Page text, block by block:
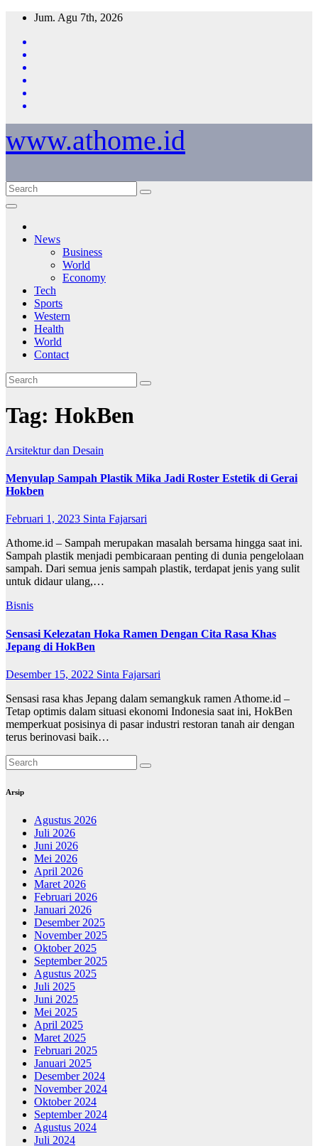
Skip
content
Jum. Agu 7th, 2026
www.athome.id
News
Business
World
Economy
Tech
Sports
Western
Health
World
Contact
Tag: HokBen
Arsitektur dan Desain
Menyulap Sampah Plastik Mika Jadi Roster Estetik di Gerai
Hokben
Februari 1, 2023 Sinta Fajarsari
Athome.id – Sampah merupakan masalah bersama hingga saat ini.
Sampah plastik menjadi pembicaraan penting di dunia pengelolaan
sampah. Dari semua jenis sampah plastik, terdapat jenis yang sulit
untuk didaur ulang,…
Bisnis
Sensasi Kelezatan Hoka Ramen Dengan Cita Rasa Khas
Jepang di HokBen
Desember 15, 2022 Sinta Fajarsari
Sensasi rasa khas Jepang dalam semangkuk ramen Athome.id –
Tetap optimis dalam situasi ekonomi Indonesia saat ini, HokBen
memperkuat posisinya di pasar industri restoran tanah air dengan
terus berinovasi baik…
Arsip
Agustus 2026
Juli 2026
Juni 2026
Mei 2026
April 2026
Maret 2026
Februari 2026
Januari 2026
Desember 2025
November 2025
Oktober 2025
September 2025
Agustus 2025
Juli 2025
Juni 2025
Mei 2025
April 2025
Maret 2025
Februari 2025
Januari 2025
Desember 2024
November 2024
Oktober 2024
September 2024
Agustus 2024
Juli 2024